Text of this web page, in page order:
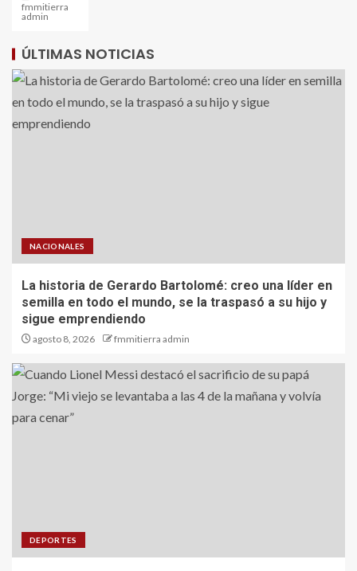
fmmitierra
admin
ÚLTIMAS NOTICIAS
NACIONALES
La historia de Gerardo Bartolomé: creo una líder en
semilla en todo el mundo, se la traspasó a su hijo y
sigue emprendiendo
agosto 8, 2026 fmmitierra admin
DEPORTES